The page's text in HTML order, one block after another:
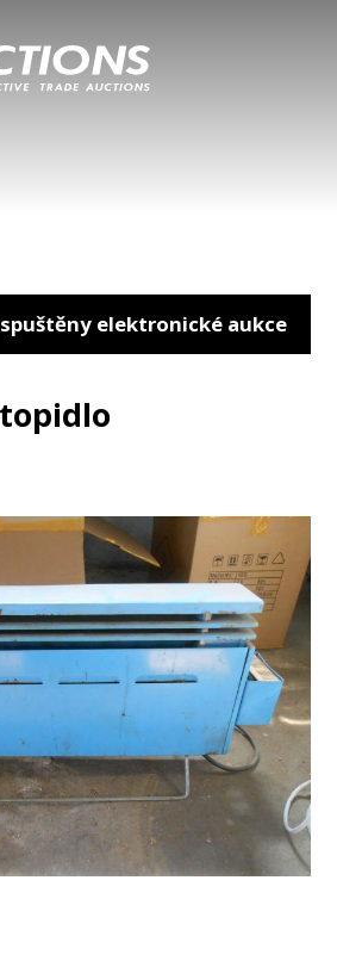
elektronické aukce